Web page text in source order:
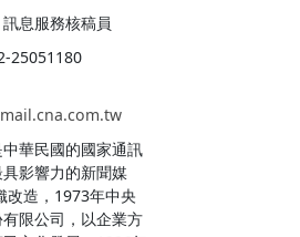
息服務核稿員
25051180
華民國的國家通訊
影響力的新聞媒
改造，1973年中央
限公司，以企業方